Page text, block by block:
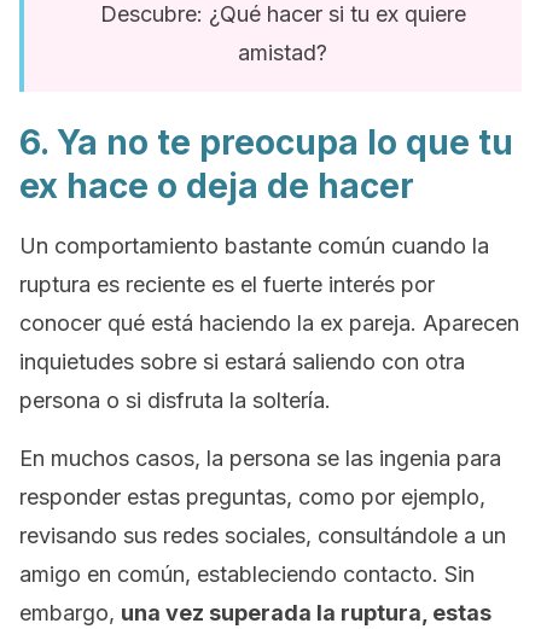
Descubre: ¿Qué hacer si tu ex quiere
amistad?
6. Ya no te preocupa lo que tu
ex hace o deja de hacer
Un comportamiento bastante común cuando la
ruptura es reciente es el fuerte interés por
conocer qué está haciendo la ex pareja. Aparecen
inquietudes sobre si estará saliendo con otra
persona o si disfruta la soltería.
En muchos casos, la persona se las ingenia para
responder estas preguntas, como por ejemplo,
revisando sus redes sociales, consultándole a un
amigo en común, estableciendo contacto. Sin
embargo, una vez superada la ruptura, estas